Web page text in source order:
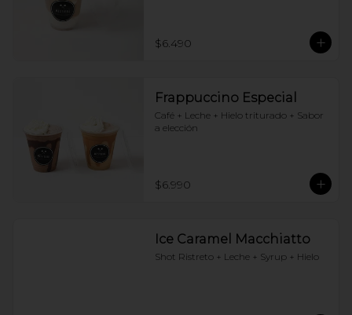
$6.490
Frappuccino Especial
Café + Leche + Hielo triturado + Sabor
a elección
$6.990
Ice Caramel Macchiatto
Shot Ristreto + Leche + Syrup + Hielo